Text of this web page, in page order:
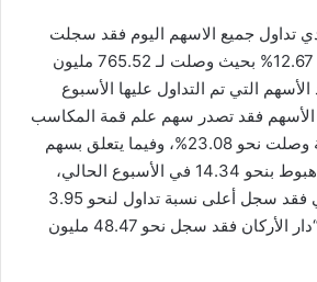
تداول جميع الاسهم اليوم فقد سجلت
كميات التداول هبوط ل 12.67% بحيث وصلت لـ 765.52 مليون
التي تم التداول عليها الأسبوع
الأسهم فقد تصدر سهم علم قمة المكاسب
وحقق مكاسب أسبوعية وصلت نحو 23.08%، وفيما يتعلق بسهم
سهل فقد سجل خسائر هبوط بنحو 14.34 في الأسبوع الحالي،
وبالنسبة لسهم الراجحي فقد سجل أعلى نسبة تداول لنحو 3.95
مليار ريال، وبالنسبة ل “دار الأركان فقد سجل نحو 48.47 مليون